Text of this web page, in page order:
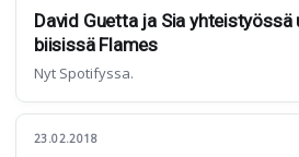
David Guetta ja Sia yhteistyössä
biisissä Flames
Nyt Spotifyssa.
23.02.2018